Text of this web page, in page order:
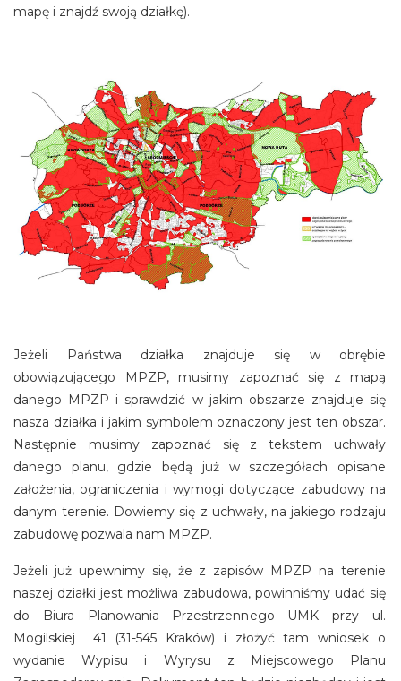
mapę i znajdź swoją działkę).
Jeżeli Państwa działka znajduje się w obrębie
obowiązującego MPZP, musimy zapoznać się z mapą
danego MPZP i sprawdzić w jakim obszarze znajduje się
nasza działka i jakim symbolem oznaczony jest ten obszar.
Następnie musimy zapoznać się z tekstem uchwały
danego planu, gdzie będą już w szczegółach opisane
założenia, ograniczenia i wymogi dotyczące zabudowy na
danym terenie. Dowiemy się z uchwały, na jakiego rodzaju
zabudowę pozwala nam MPZP.
Jeżeli już upewnimy się, że z zapisów MPZP na terenie
naszej działki jest możliwa zabudowa, powinniśmy udać się
do Biura Planowania Przestrzennego UMK przy ul.
Mogilskiej 41 (31-545 Kraków) i złożyć tam wniosek o
wydanie Wypisu i Wyrysu z Miejscowego Planu